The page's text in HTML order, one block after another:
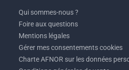
Qui sommes-nous ?
Foire aux questions
Mentions légales
Gérer mes consentements cookies
Charte AFNOR sur les données